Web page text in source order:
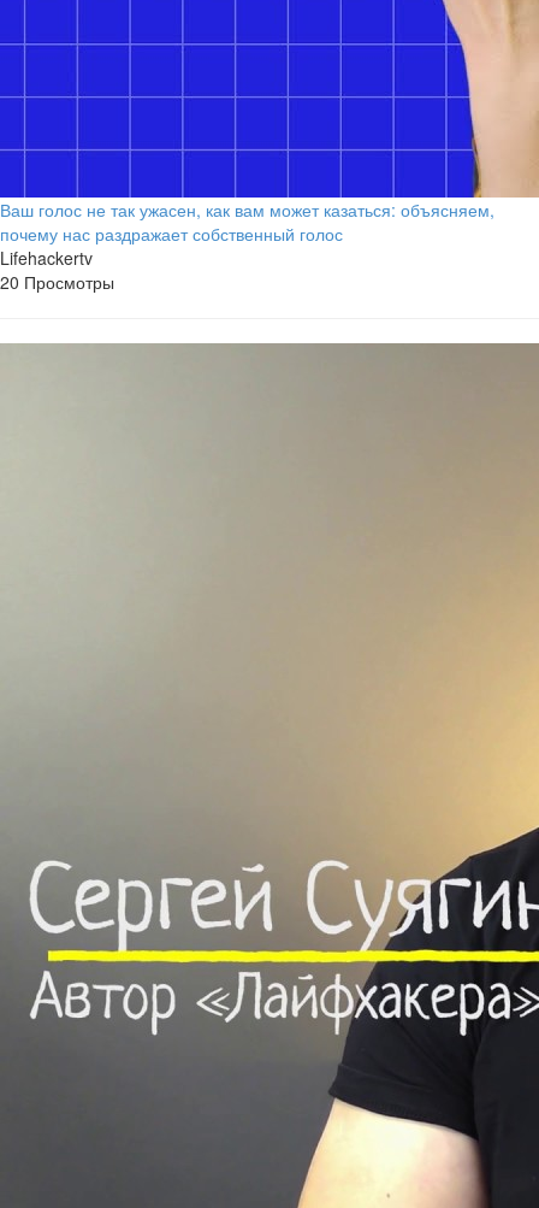
Ваш голос не так ужасен, как вам может казаться: объясняем,
почему нас раздражает собственный голос
Lifehackertv
20 Просмотры